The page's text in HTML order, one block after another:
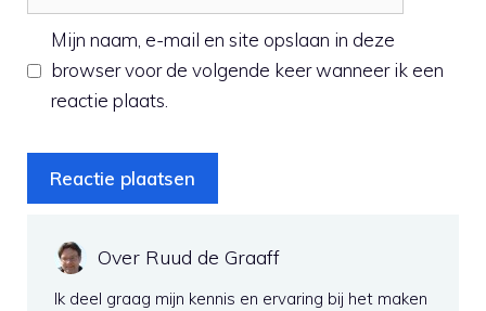
Mijn naam, e-mail en site opslaan in deze
browser voor de volgende keer wanneer ik een
reactie plaats.
Over Ruud de Graaff
Ik deel graag mijn kennis en ervaring bij het maken